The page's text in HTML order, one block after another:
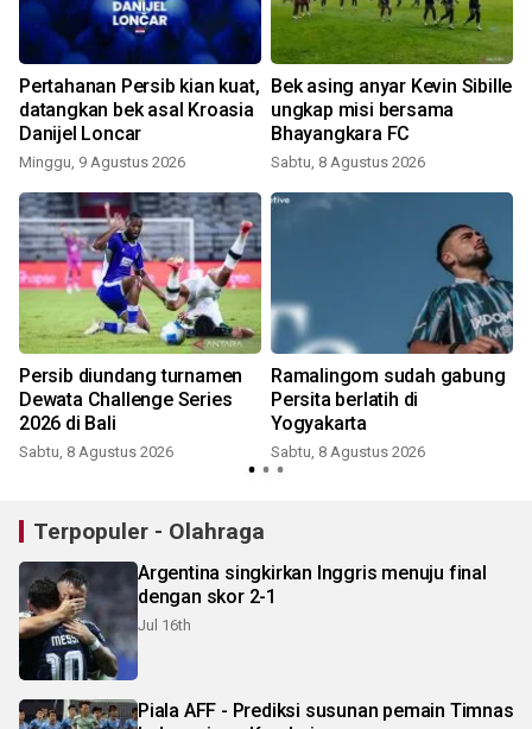
Pertahanan Persib kian kuat,
datangkan bek asal Kroasia
Danijel Loncar
Minggu, 9 Agustus 2026
Bek asing anyar Kevin Sibille
ungkap misi bersama
Bhayangkara FC
Sabtu, 8 Agustus 2026
Persib diundang turnamen
Dewata Challenge Series
2026 di Bali
Sabtu, 8 Agustus 2026
Ramalingom sudah gabung
Persita berlatih di
Yogyakarta
Sabtu, 8 Agustus 2026
Terpopuler - Olahraga
Argentina singkirkan Inggris menuju final
dengan skor 2-1
Jul 16th
Piala AFF - Prediksi susunan pemain Timnas